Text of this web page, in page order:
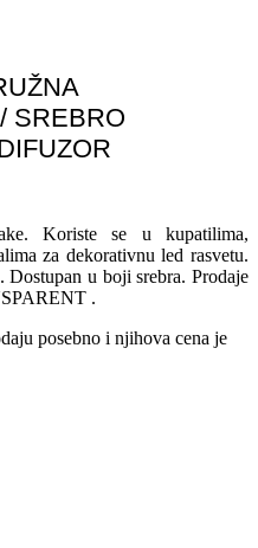
SREBRO
Koriste se u kupatilima,
za dekorativnu led rasvetu.
u boji srebra. Prodaje
.
posebno i njihova cena je